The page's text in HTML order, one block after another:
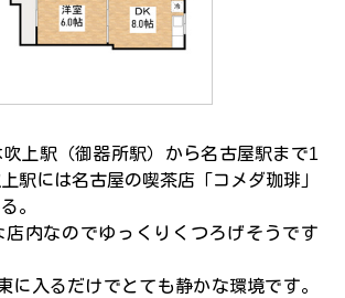
上駅（御器所駅）から名古屋駅まで1
駅には名古屋の喫茶店「コメダ珈琲」
。
店内なのでゆっくりくつろげそうです
に入るだけでとても静かな環境です。